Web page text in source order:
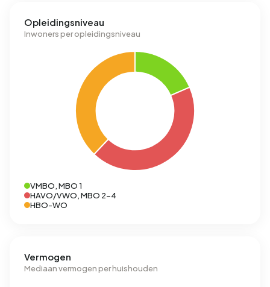
Opleidingsniveau
Inwoners per opleidingsniveau
VMBO, MBO 1
HAVO/VWO, MBO 2-4
HBO-WO
Vermogen
Mediaan vermogen per huishouden